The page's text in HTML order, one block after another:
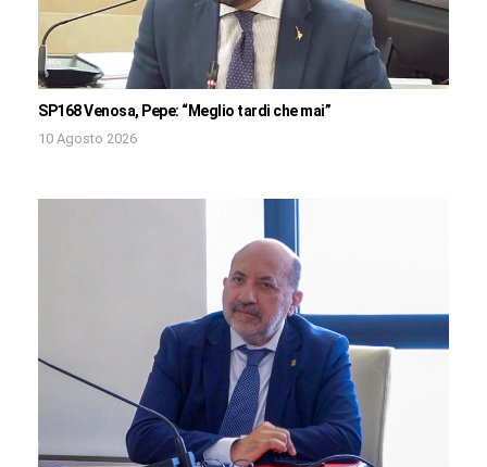
SP168 Venosa, Pepe: “Meglio tardi che mai”
10 Agosto 2026